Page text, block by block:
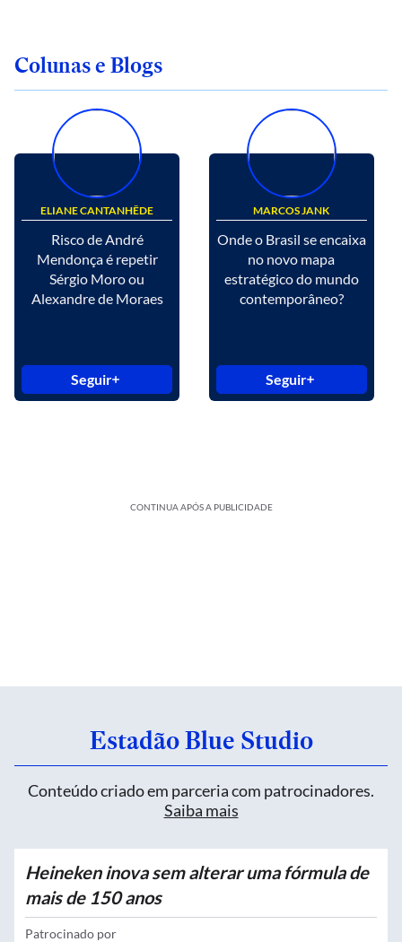
Colunas e Blogs
ELIANE CANTANHÊDE
Risco de André
Mendonça é repetir
Sérgio Moro ou
Alexandre de Moraes
Seguir
MARCOS JANK
Onde o Brasil se encaixa
no novo mapa
estratégico do mundo
contemporâneo?
Seguir
CONTINUA APÓS A PUBLICIDADE
Estadão Blue Studio
Conteúdo criado em parceria com patrocinadores.
Saiba mais
Heineken inova sem alterar uma fórmula de
mais de 150 anos
Patrocinado por